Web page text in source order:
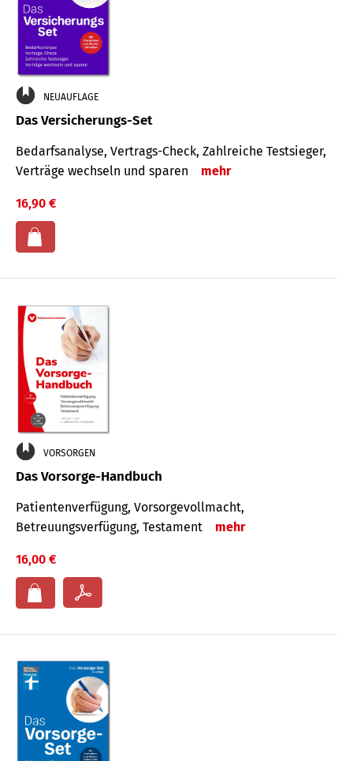
NEUAUFLAGE
Das Versicherungs-Set
Bedarfsanalyse, Vertrags-Check, Zahlreiche Testsieger,
Verträge wechseln und sparen
mehr
16,90 €
VORSORGEN
Das Vorsorge-Handbuch
Patientenverfügung, Vorsorgevollmacht,
Betreuungsverfügung, Testament
mehr
16,00 €